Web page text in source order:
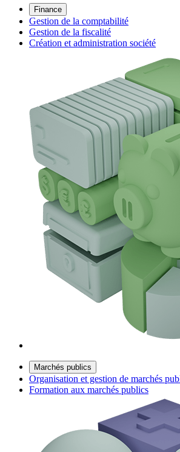
Finance
Gestion de la comptabilité
Gestion de la fiscalité
Création et administration société
Marchés publics
Organisation et gestion de marchés
Formation aux marchés publics